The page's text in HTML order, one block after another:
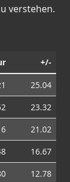
verstehen.
+/-
25.04
23.32
21.02
16.67
12.78